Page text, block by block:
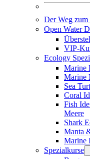
Der Weg zum
Open Water
VIP-
Ecology
Marine
Marine
Sea
Coral
Fish
Meere
Shark
Manta
Marine
Spezialkurse